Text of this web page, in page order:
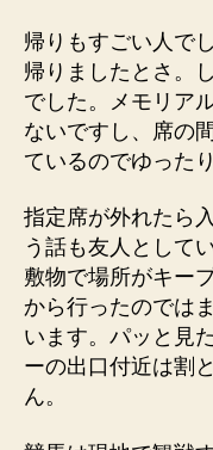
帰りもすごい人で
帰りましたとさ。
でした。メモリア
ないですし、席の
ているのでゆった
指定席が外れたら
う話も友人として
敷物で場所がキー
から行ったのでは
います。パッと見
ーの出口付近は割
ん。